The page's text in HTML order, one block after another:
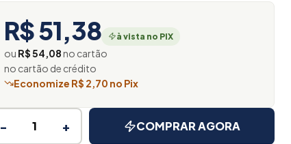
R$ 51,38 à vista no PIX
ou R$ 54,08no cartão
no cartão de crédito
Economize R$ 2,70 no Pix
− + COMPRAR AGORA